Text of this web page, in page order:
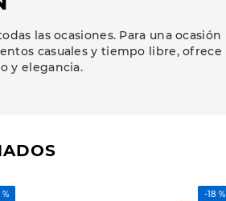
las ocasiones. Para una ocasión
casuales y tiempo libre, ofrece
y elegancia.
% -18 %